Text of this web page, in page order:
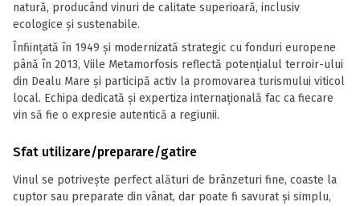
natură, producând vinuri de calitate superioară, inclusiv
ecologice și sustenabile.
Înființată în 1949 și modernizată strategic cu fonduri europene
până în 2013, Viile Metamorfosis reflectă potențialul terroir-ului
din Dealu Mare și participă activ la promovarea turismului viticol
local. Echipa dedicată și expertiza internațională fac ca fiecare
vin să fie o expresie autentică a regiunii.
Sfat utilizare/preparare/gatire
Vinul se potrivește perfect alături de brânzeturi fine, coaste la
cuptor sau preparate din vânat, dar poate fi savurat și simplu,